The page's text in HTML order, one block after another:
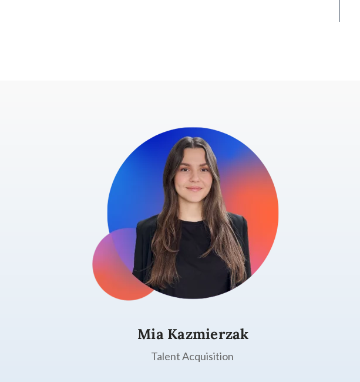
Mia Kazmierzak
Talent Acquisition